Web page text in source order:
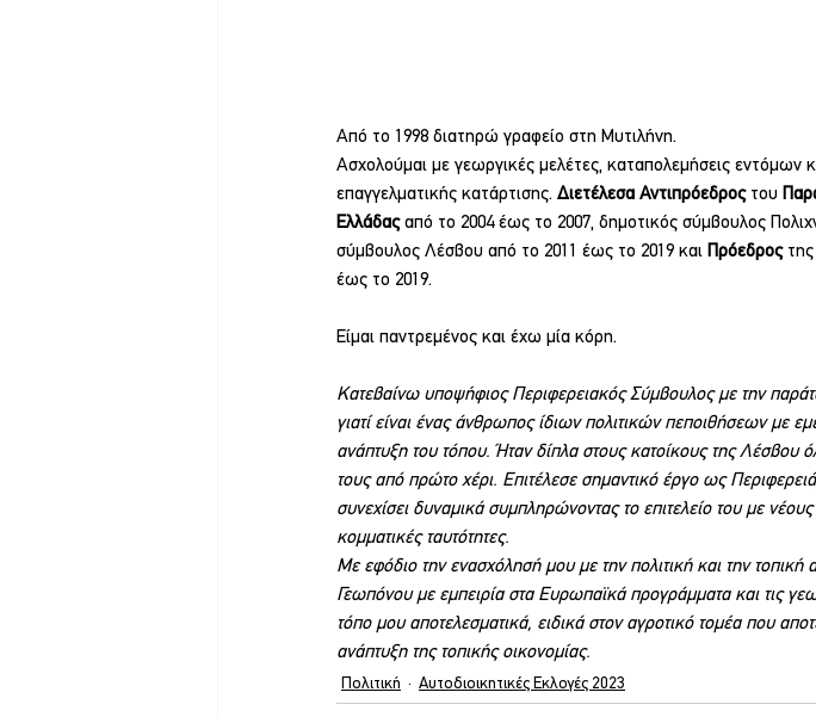
Από το 1998 διατηρώ γραφείο στη Μυτιλήνη.
Ασχολούμαι με γεωργικές μελέτες, καταπολεμήσεις εντόμων
επαγγελματικής κατάρτισης. Διετέλεσα Αντιπρόεδρος του
Ελλάδας από το 2004 έως το 2007, δημοτικός σύμβουλος
σύμβουλος Λέσβου από το 2011 έως το 2019 και Πρόεδρος της
έως το 2019.
Είμαι παντρεμένος και έχω μία κόρη.
Κατεβαίνω υποψήφιος Περιφερειακός Σύμβουλος με την
γιατί είναι ένας άνθρωπος ίδιων πολιτικών πεποιθήσεων με
ανάπτυξη του τόπου. Ήταν δίπλα στους κατοίκους της Λέσβου
τους από πρώτο χέρι. Επιτέλεσε σημαντικό έργο ως
συνεχίσει δυναμικά συμπληρώνοντας το επιτελείο του με
κομματικές ταυτότητες.
Με εφόδιο την ενασχόλησή μου με την πολιτική και την τοπική
Γεωπόνου με εμπειρία στα Ευρωπαϊκά προγράμματα και τις
τόπο μου αποτελεσματικά, ειδικά στον αγροτικό τομέα που
ανάπτυξη της τοπικής οικονομίας.
Πολιτική Αυτοδιοικητικές Εκλογές 2023